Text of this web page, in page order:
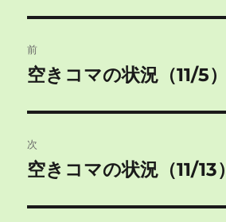
稿
ビ
ゲ
ー
前
前
投
稿:
空きコマの状況（11/5）
次
次
投
空きコマの状況（11/13）